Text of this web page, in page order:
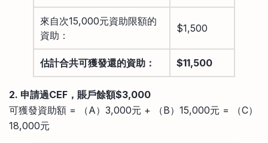
來自次15,000元資助限額的
資助：
$1,500
估計合共可獲發還的資助： $11,500
2. 申請過CEF，賬戶餘額$3,000
可獲發資助額 = （A）3,000元 + （B）15,000元 = （C）
18,000元